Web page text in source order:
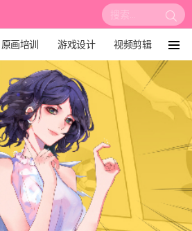
搜
索:
原画培训 游戏设计 视频剪辑
培训课程 动画设计
板绘培训
单